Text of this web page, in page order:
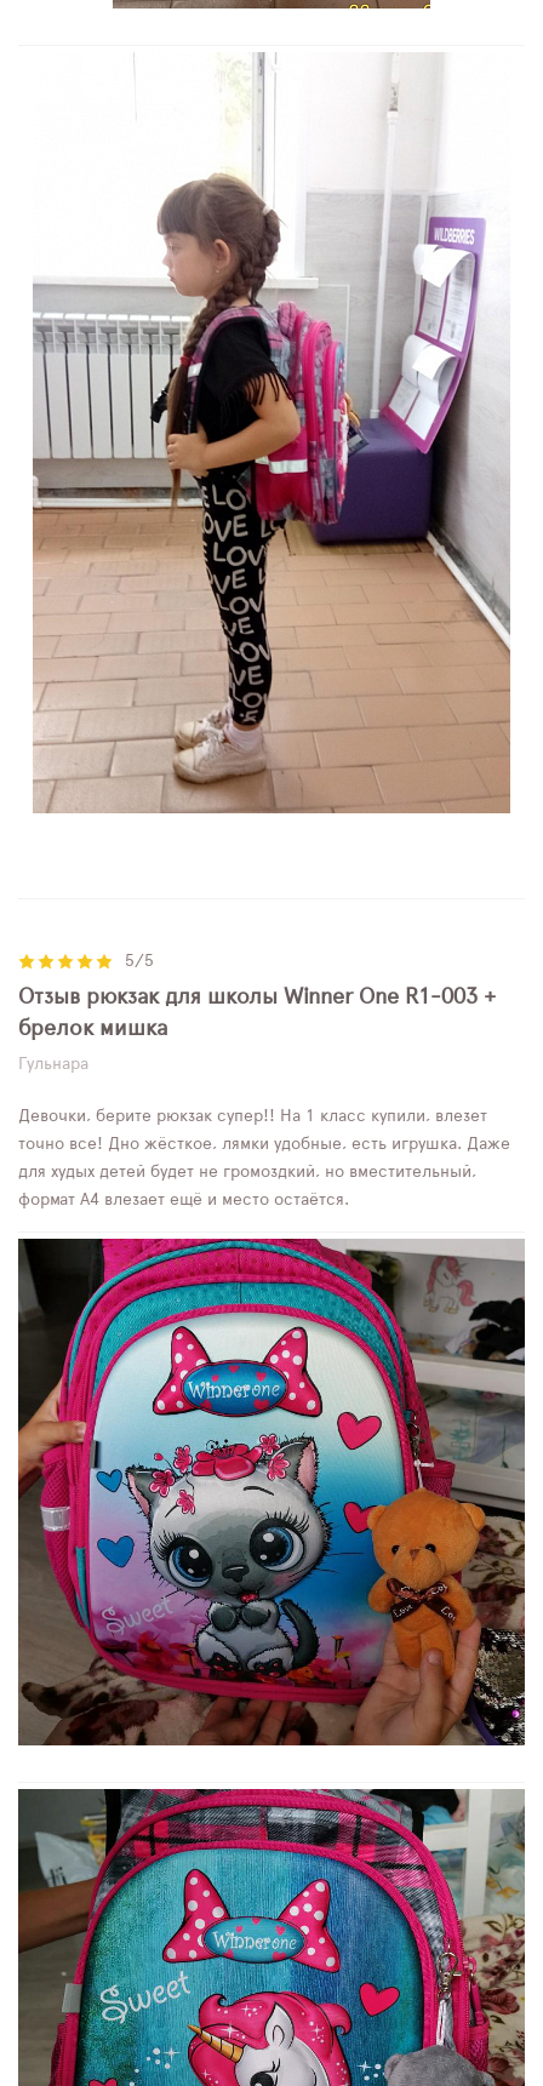
5/5
Отзыв рюкзак для школы Winner One R1-003 +
брелок мишка
Гульнара
Девочки, берите рюкзак супер!! На 1 класс купили, влезет
точно все! Дно жёсткое, лямки удобные, есть игрушка. Даже
для худых детей будет не громоздкий, но вместительный,
формат А4 влезает ещё и место остаётся.